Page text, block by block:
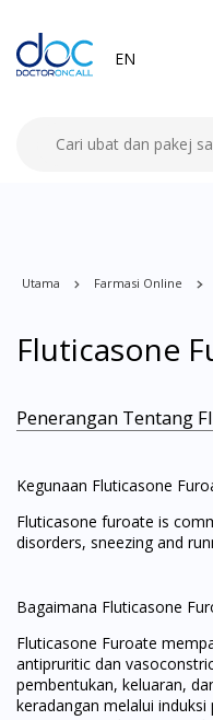
EN
Utama Farmasi Online
Fluticasone
Penerangan Tentang
Kegunaan Fluticasone
Fluticasone furoate is
disorders, sneezing and
Bagaimana Fluticasone
Fluticasone Furoate
antipruritic dan
pembentukan, keluaran,
keradangan melalui